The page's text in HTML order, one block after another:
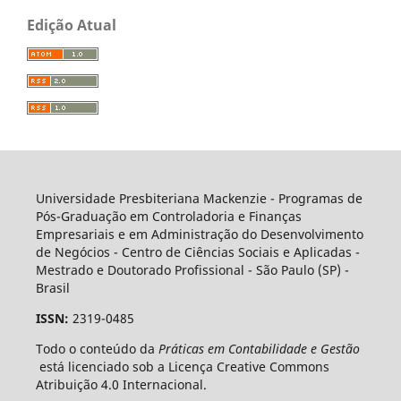
Edição Atual
Universidade Presbiteriana Mackenzie - Programas de
Pós-Graduação em Controladoria e Finanças
Empresariais e em Administração do Desenvolvimento
de Negócios - Centro de Ciências Sociais e Aplicadas -
Mestrado e Doutorado Profissional - São Paulo (SP) -
Brasil
ISSN: 2319-0485
Todo o conteúdo da Práticas em Contabilidade e Gestão
está licenciado sob a Licença Creative Commons
Atribuição 4.0 Internacional.